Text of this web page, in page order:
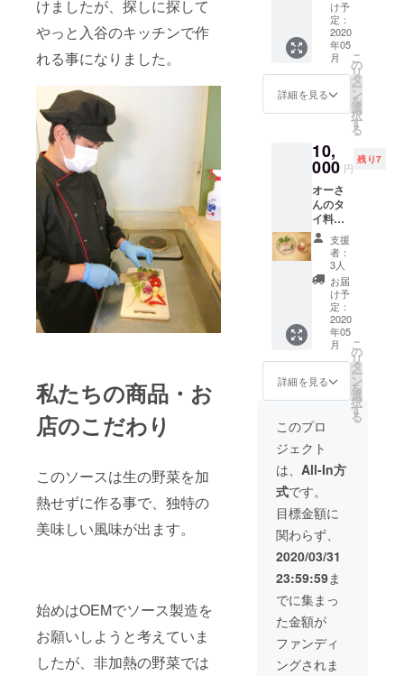
けましたが、探しに探して
やっと入谷のキッチンで作
れる事になりました。
私たちの商品・お
店のこだわり
このソースは生の野菜を加
熱せずに作る事で、独特の
美味しい風味が出ます。
始めはOEMでソース製造を
お願いしようと考えていま
したが、非加熱の野菜では
お届け
業者の
指定は
できま
せん。
とシェ
ア等も
ご検討
くださ
い！ タ
イソー
ス1本
500円
×5本、
送料500
円 ラベ
ル、ボ
トル等
はまだ
検討段
階の
為、変
わる可
能性が
ありま
す。 賞
味期限
は現状
は1ヶ月
となり
ます。
お届け
できま
せん。
け予
定：
2020
年05
月
詳細を見る
こ
の
リ
タ
ー
ン
を
選
択
す
る
10,
000 円
残り7
オーさ
んのタ
イ料理
パー
ティー
にご招
待！
2020年
6月6日
のラン
チを予
定して
いま
す。 お
友達、
ご家族1
人まで
一緒に
来てい
ただけ
ます。
(本人合
わせて
大人2人
分、 お
子さん
につい
てはご
相談く
ださ
い。) ※
日時は
変更に
なる可
支援
者：
3人
お届
け予
定：
2020
年05
月
詳細を見る
こ
の
リ
タ
ー
ン
を
選
択
す
る
このプロ
ジェクト
は、 All-In方
式です。
目標金額に
関わらず、
2020/03/31
23:59:59ま
でに集まっ
た金額が
ファンディ
ングされま